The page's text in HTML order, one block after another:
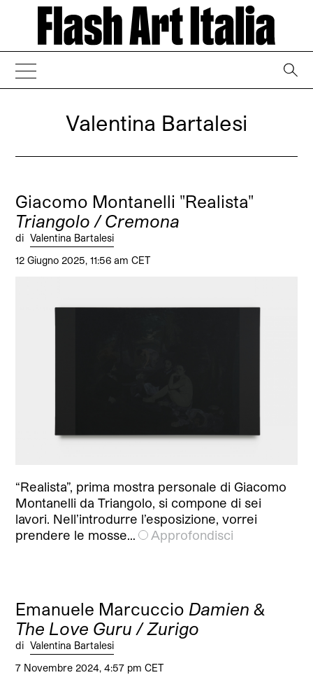
Valentina Bartalesi
Giacomo Montanelli "Realista"
Triangolo / Cremona
di Valentina Bartalesi
12 Giugno 2025, 11:56 am CET
“Realista”, prima mostra personale di Giacomo
Montanelli da Triangolo, si compone di sei
lavori. Nell’introdurre l’esposizione, vorrei
prendere le mosse…
Approfondisci
Emanuele Marcuccio Damien &
The Love Guru / Zurigo
di Valentina Bartalesi
7 Novembre 2024, 4:57 pm CET